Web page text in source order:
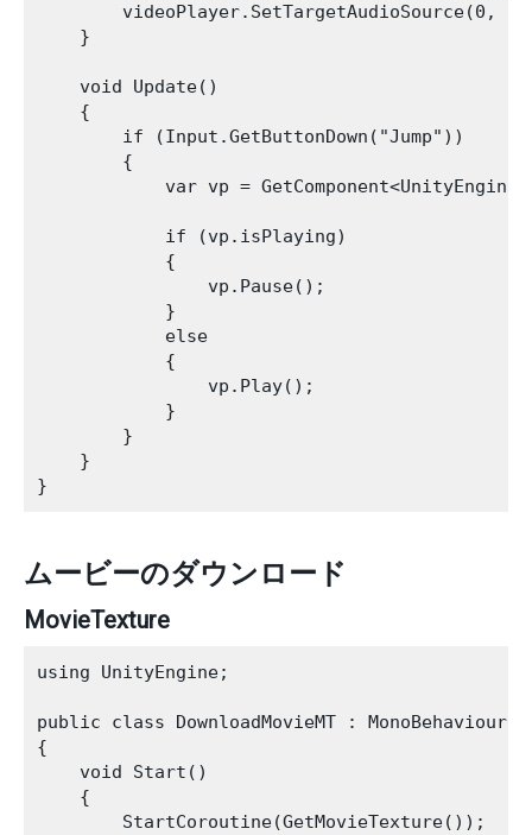
videoPlayer.SetTargetAudioSource(0,
    }
    void Update()
    {
        if (Input.GetButtonDown("Jump"))
        {
var vp =
            if (vp.isPlaying)
            {
                vp.Pause();
            }
            else
            {
                vp.Play();
            }
        }
    }
ムービーのダウンロード
MovieTexture
using UnityEngine;
public class DownloadMovieMT : MonoBehaviour
{
    void Start()
    {
        StartCoroutine(GetMovieTexture());